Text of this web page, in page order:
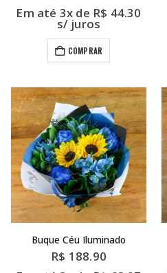
Em até 3x de R$ 44.30
s/ juros
COMPRAR
Buque Céu Iluminado
R$ 188.90